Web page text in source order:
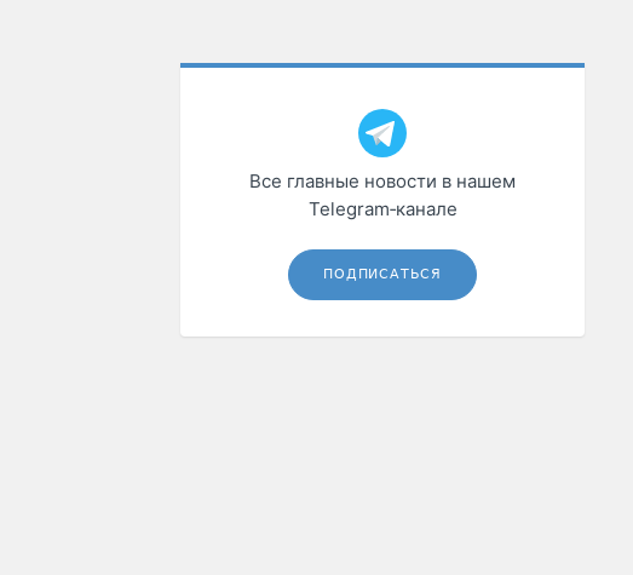
Все главные новости в нашем
Telegram‑канале
ПОДПИСАТЬСЯ